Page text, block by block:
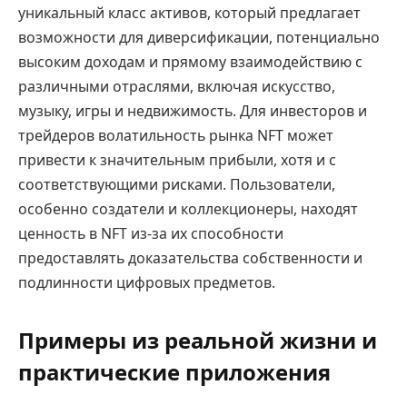
уникальный класс активов, который предлагает
возможности для диверсификации, потенциально
высоким доходам и прямому взаимодействию с
различными отраслями, включая искусство,
музыку, игры и недвижимость. Для инвесторов и
трейдеров волатильность рынка NFT может
привести к значительным прибыли, хотя и с
соответствующими рисками. Пользователи,
особенно создатели и коллекционеры, находят
ценность в NFT из-за их способности
предоставлять доказательства собственности и
подлинности цифровых предметов.
Примеры из реальной жизни и
практические приложения